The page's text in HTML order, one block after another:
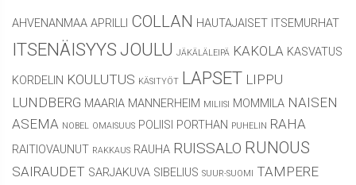
AHVENANMAA APRILLI COLLAN HAUTAJAISET ITSEMURHAT
ITSENÄISYYS JOULU JÄKÄLÄLEIPÄ KAKOLA KASVATUS
KORDELIN KOULUTUS KÄSITYÖT LAPSET LIPPU
LUNDBERG MAARIA MANNERHEIM MILIISI MOMMILA NAISEN
ASEMA NOBEL OMAISUUS POLIISI PORTHAN PUHELIN RAHA
RAITIOVAUNUT RAKKAUS RAUHA RUISSALO RUNOUS
SAIRAUDET SARJAKUVA SIBELIUS SUUR-SUOMI TAMPERE